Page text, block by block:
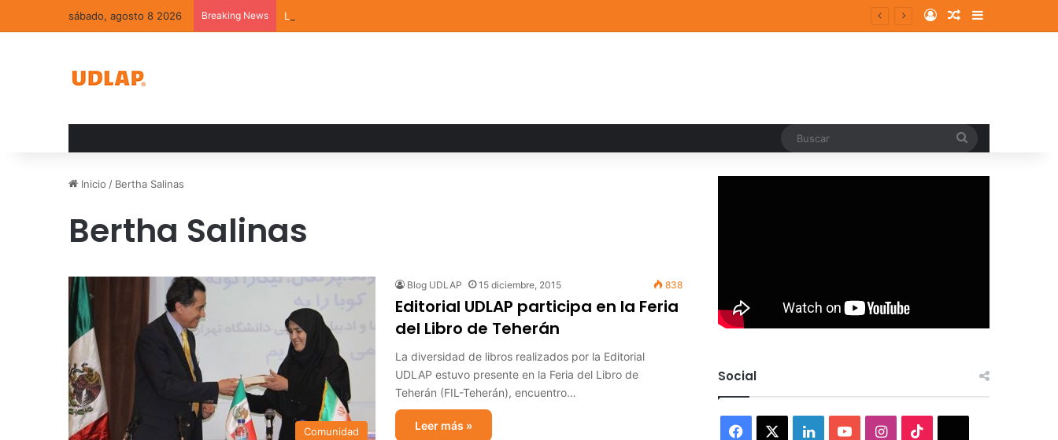
sábado, agosto 8 2026 Breaking News La convivencia familiar marca el cierre del Curso de Verano de Escuelas Aztecas Log InRandom Article
Sidebar
Inicio / Bertha Salinas
Bertha Salinas
Comunidad
Blog UDLAP 15 diciembre, 2015 838
Editorial UDLAP participa en la Feria
del Libro de Teherán
La diversidad de libros realizados por la Editorial
UDLAP estuvo presente en la Feria del Libro de
Teherán (FIL-Teherán), encuentro…
Leer más »
Social
Facebook LinkedInYouTubeInstagram